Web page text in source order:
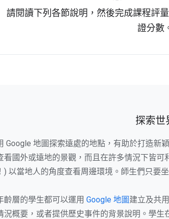
請閱讀下列各節說明，然後完成課程評
證分數
探索世
Google 地圖探索遠處的地點，有助於打造新
看國外或遠地的景觀，而且在許多情況下皆
) 以當地人的角度查看周邊環境。師生們只要
齡層的學生都可以運用 Google 地圖建立及共
況概要，或者提供歷史事件的背景說明。學